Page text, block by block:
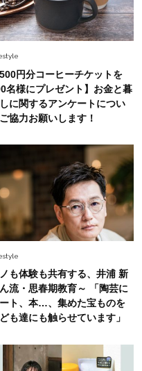
え〈3選〉
ンピ＆オールインワン】最
デ】超ビッグサイズ×きれ
モードに昇華
500円分コーヒーチケットを
名様にプレゼント】お金と暮
に関するアンケートについ
協力お願いします！
も体験も共有する、井浦 新
流・思春期教育～ 「陶芸に
ト、本…、集めた宝ものを
も達にも触らせています」